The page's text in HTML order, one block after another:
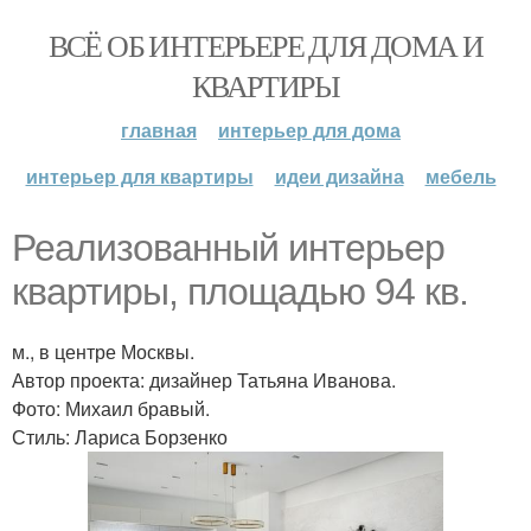
ВСЁ ОБ ИНТЕРЬЕРЕ ДЛЯ ДОМА И
КВАРТИРЫ
главная
интерьер для дома
интерьер для квартиры
идеи дизайна мебель
Реализованный интерьер
квартиры, площадью 94 кв.
м., в центре Москвы.
Автор проекта: дизайнер Татьяна Иванова.
Фото: Михаил бравый.
Стиль: Лариса Борзенко